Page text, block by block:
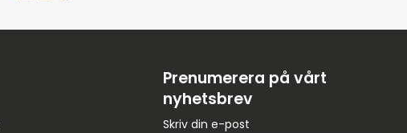
Prenumerera på vårt
nyhetsbrev
Skriv din e-post